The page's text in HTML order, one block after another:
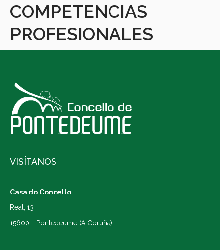
COMPETENCIAS
PROFESIONALES
VISÍTANOS
Casa do Concello
Real, 13
15600 - Pontedeume (A Coruña)